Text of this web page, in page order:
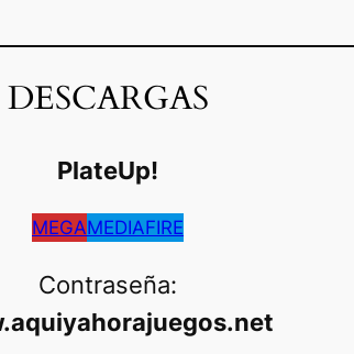
DESCARGAS
PlateUp!
MEGAMEDIAFIRE
Contraseña: